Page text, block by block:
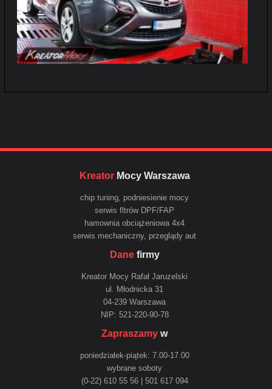
KreatorMocy Warszawa
chip tuning, podniesienie mocy
serwis fltrów DPF/FAP
hamownia obciążeniowa 4x4
serwis mechaniczny, przeglądy aut
Danefirmy
Kreator Mocy Rafał Jaruzelski
ul. Młodnicka 31
04-239 Warszawa
NIP: 521-220-90-78
Zapraszamy w
poniedziałek-piątek: 7.00-17.00
wybrane soboty
(0-22) 610 55 56 | 501 617 094